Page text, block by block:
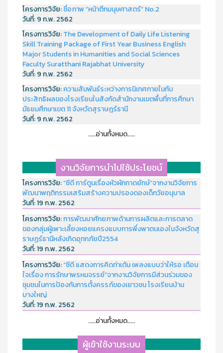
โครงการวิจัย:ชื่อภาพ “หน้าตึกมนุษศาสตร์” No.2
วันที่:9 ก.พ. 2562
โครงการวิจัย:The Development of Daily Life Listening
Skill Training Package of First Year Business English
Major Students in Humanities and Social Sciences
Faculty Suratthani Rajabhat University
วันที่:9 ก.พ. 2562
โครงการวิจัย:ความสัมพันธ์ระหว่างการนิเทศภายในกับ
ประสิทธิผลของโรงเรียนในสังกัดสำนักงานเขตพื้นที่การศึกษา
มัธยมศึกษาเขต 11 จังหวัดสุราษฎร์ธานี
วันที่:9 ก.พ. 2562
.....อ่านทั้งหมด.....
งานวิจัยการนำไปใช้ประโยชน์
โครงการวิจัย:“ซีดี การ์ตูนเรื่องหัวผักกาดยักษ์”จากงานวิจัยการ
พัฒนาพฤติกรรมเสริมสร้างความปรองดองเด็กวัยอนุบาล
วันที่:19 ก.พ. 2562
โครงการวิจัย:การพัฒนาศักยภาพด้านการผลิตและการตลาด
ของกลุ่มผู้เพาะเลี้ยงหอยแครงแบบการพึ่งพาตนเองในจังหวัดสุ
ราษฏร์ธานีหลังเกิดอุทกภัยปี2554
วันที่:19 ก.พ. 2562
โครงการวิจัย:“ซีดี แสดงการคิดท่าเต้น เพลงแบบว่าให้รอ เตือน
ใจเรื่อง การรักษาพรหมจรรย์”จากงานวิจัยการมีส่วนร่วมของ
ชุมชนในการป้องกันการตั้งครรภ์ของเยาวชน โรงเรียนบ้าน
บางใหญ่
วันที่:19 ก.พ. 2562
.....อ่านทั้งหมด.....
ผู้เข้าใช้งานระบบ